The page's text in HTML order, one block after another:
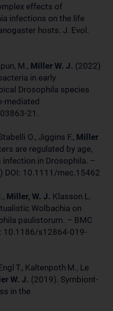
effects of
infections on the life
hosts. J. Evol.
M., Miller W. J. (2022)
in early
Drosophila species
mediated
21.
O., Jiggins F., Miller
are regulated by age,
in Drosophila. –
DOI: 10.1111/mec.15462
Miller, W. J. Klasson L.
Wolbachia on
paulistorum. – BMC
10.1186/s12864-019-
T., Kaltenpoth M., Le
W. J. (2019). Symbiont-
in the